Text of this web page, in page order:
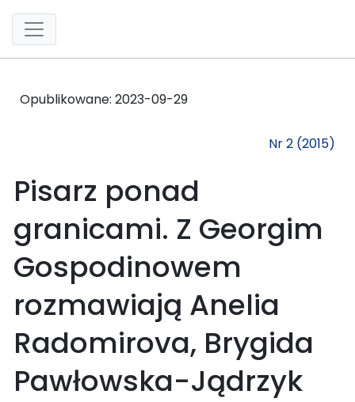
Opublikowane: 2023-09-29
Nr 2 (2015)
Pisarz ponad
granicami. Z Georgim
Gospodinowem
rozmawiają Anelia
Radomirova, Brygida
Pawłowska-Jądrzyk